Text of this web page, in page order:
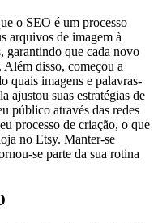
o SEO é um processo
arquivos de imagem à
garantindo que cada novo
disso, começou a
quais imagens e palavras-
ajustou suas estratégias de
público através das redes
processo de criação, o que
no Etsy. Manter-se
se parte da sua rotina